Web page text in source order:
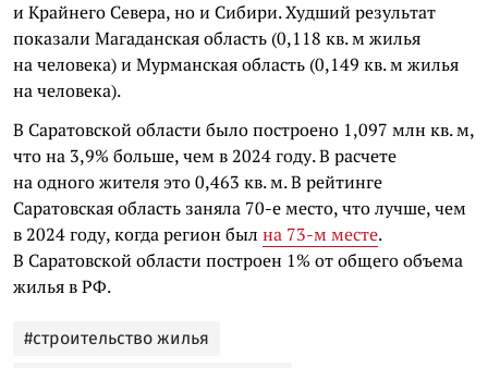
и Крайнего Севера, но и Сибири. Худший результат
показали Магаданская область (0,118 кв. м жилья
на человека) и Мурманская область (0,149 кв. м жилья
на человека).
В Саратовской области было построено 1,097 млн кв. м,
что на 3,9% больше, чем в 2024 году. В расчете
на одного жителя это 0,463 кв. м. В рейтинге
Саратовская область заняла 70-е место, что лучше, чем
в 2024 году, когда регион был на 73-м месте.
В Саратовской области построен 1% от общего объема
жилья в РФ.
#строительство жилья